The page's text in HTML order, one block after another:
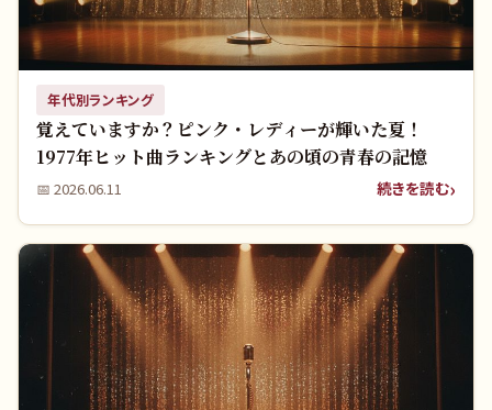
年代別ランキング
覚えていますか？ピンク・レディーが輝いた夏！
1977年ヒット曲ランキングとあの頃の青春の記憶
📅 2026.06.11 続きを読む